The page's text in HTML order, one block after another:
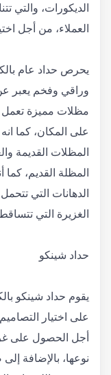
الديكورات، والتي
العملاء، من أجل
يحرص حداد عام
وراقي وفخم يعبر
مظلات مميزة تعمل
على المكان، كما
المظلات القديمة
المظلة القديم،
الدهانات التي
الغزيرة التي
حداد شينكو
يقوم حداد شينكو
على اختيار
أجل الحصول على
نوعها، بالإضافة